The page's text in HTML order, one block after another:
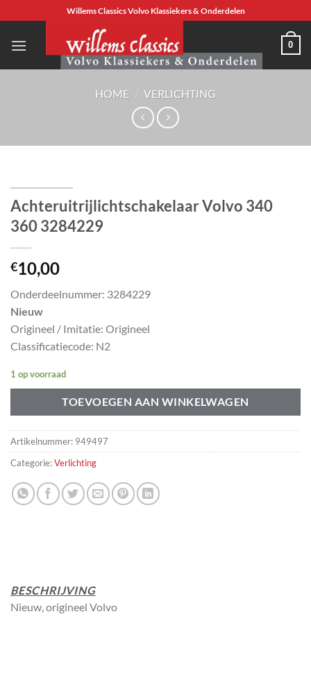
naar
inhoud
Willems Classics Volvo Klassiekers & Onderdelen
0
HOME / VERLICHTING
Achteruitrijlichtschakelaar Volvo 340
360 3284229
€10,00
Onderdeelnummer: 3284229
Nieuw
Origineel / Imitatie: Origineel
Classificatiecode: N2
1 op voorraad
TOEVOEGEN AAN WINKELWAGEN
Artikelnummer: 949497
Categorie:Verlichting
BESCHRIJVING
Nieuw, origineel Volvo